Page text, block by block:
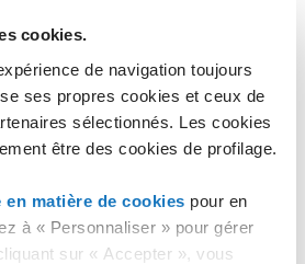
cookies.
de navigation toujours
ses propres cookies et ceux de
sélectionnés. Les cookies
être des cookies de profilage.
en matière de cookies pour en
à « Personnaliser » pour gérer
sur « Accepter », vous